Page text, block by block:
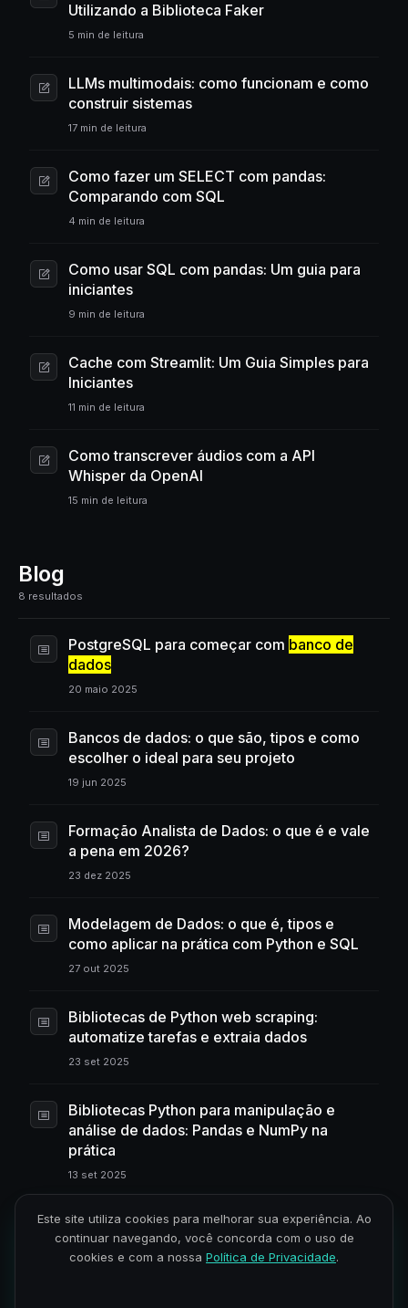
Utilizando a Biblioteca Faker
5 min de leitura
LLMs multimodais: como funcionam e como
construir sistemas
17 min de leitura
Como fazer um SELECT com pandas:
Comparando com SQL
4 min de leitura
Como usar SQL com pandas: Um guia para
iniciantes
9 min de leitura
Cache com Streamlit: Um Guia Simples para
Iniciantes
11 min de leitura
Como transcrever áudios com a API
Whisper da OpenAI
15 min de leitura
Blog
8 resultados
PostgreSQL para começar com banco de
dados
20 maio 2025
Bancos de dados: o que são, tipos e como
escolher o ideal para seu projeto
19 jun 2025
Formação Analista de Dados: o que é e vale
a pena em 2026?
23 dez 2025
Modelagem de Dados: o que é, tipos e
como aplicar na prática com Python e SQL
27 out 2025
Bibliotecas de Python web scraping:
automatize tarefas e extraia dados
23 set 2025
Bibliotecas Python para manipulação e
análise de dados: Pandas e NumPy na
prática
13 set 2025
Pipeline de Dados: o que é, função e
impacto na engenharia de dados
Este site utiliza cookies para melhorar sua experiência. Ao
continuar navegando, você concorda com o uso de
cookies e com a nossa Política de Privacidade.